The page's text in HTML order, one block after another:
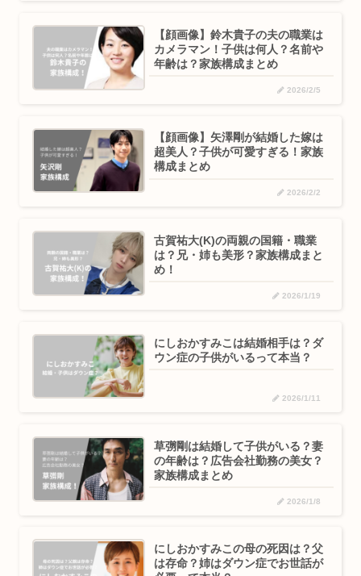
【顔画像】鈴木貴子の夫の職業は
カメラマン！子供は何人？名前や
年齢は？家族構成まとめ
2026/2/5
【顔画像】矢澤剛が結婚した嫁は
超美人？子供が可愛すぎる！家族
構成まとめ
2026/2/2
古賀祐大(K)の両親の国籍・職業
は？兄・姉も美形？家族構成まと
め！
2026/1/19
にしおかすみこは結婚相手は？ダ
ウン症の子供がいるって本当？
2026/1/11
草彅剛は結婚して子供がいる？妻
の年齢は？広告会社勤務の美女？
家族構成まとめ
2026/1/8
にしおかすみこの母の死因は？父
は存命？姉はダウン症でお世話が